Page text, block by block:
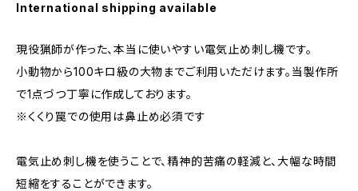
International shipping available
現役猟師が作った、本当に使いやすい電気止め刺し機です。
小動物から100キロ級の大物までご利用いただけます。当製作所
で1点づつ丁寧に作成しております。
※くくり罠での使用は鼻止め必須です
電気止め刺し機を使うことで、精神的苦痛の軽減と、大幅な時間
短縮をすることができます。